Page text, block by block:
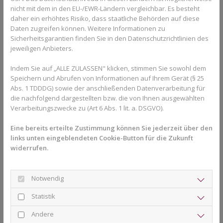
Erwachsene verlangen oft nach einer Behandlungsmethode, die
man nicht sieht. DieAligner-Therapieist eine
kieferorthopädische Behandlungsmethode, die mit individuell
gefertigten, dünnen und durchsichtigen Kunststoffschienen
Kieferorthopäde leichte bis schwere Zahnfehlstellungen
korrigieren.
Brackets
sindBrackets, die fest auf den Zähnen sitzen. Auch hier gibt es
unauffälligere Lösungen, etwa zahnfarbene Keramikbrackets,
die mit zahnfarbenbeschichteten Drähten verbunden werden.
chirurgischen Eingriff erforderlich machen.
Welche Behandlungsmethode geboten ist, entscheidet der
Kieferorthopäde oder Fachzahnarzt.
Zahnkorrektur bei Erwachsenen: Kosten
nicht mit dem in den EU-/EWR-Ländern vergleichbar. Es besteht
daher ein erhöhtes Risiko, dass staatliche Behörden auf diese
Daten zugreifen können. Weitere Informationen zu
Sicherheitsgarantien finden Sie in den Datenschutzrichtlinien des
jeweiligen Anbieters.
Indem Sie auf „ALLE ZULASSEN" klicken, stimmen Sie sowohl dem
Speichern und Abrufen von Informationen auf Ihrem Gerät (§ 25
Abs. 1 TDDDG) sowie der anschließenden Datenverarbeitung für
die nachfolgend dargestellten bzw. die von Ihnen ausgewählten
Verarbeitungszwecke zu (Art 6 Abs. 1 lit. a. DSGVO).
Eine bereits erteilte Zustimmung können Sie jederzeit über den
links unten eingeblendeten Cookie-Button für die Zukunft
widerrufen.
Notwendig
Statistik
Andere